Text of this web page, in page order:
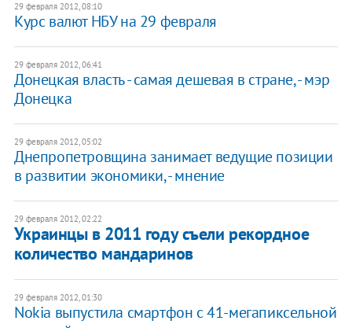
29 февраля 2012, 08:10
​Курс валют НБУ на 29 февраля
29 февраля 2012, 06:41
Донецкая власть - самая дешевая в стране, - мэр
Донецка
29 февраля 2012, 05:02
Днепропетровщина занимает ведущие позиции
в развитии экономики, - мнение
29 февраля 2012, 02:22
Украинцы в 2011 году съели рекордное
количество мандаринов
29 февраля 2012, 01:30
Nokia выпустила смартфон с 41-мегапиксельной